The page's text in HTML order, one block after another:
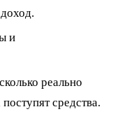
и
реально
средства.